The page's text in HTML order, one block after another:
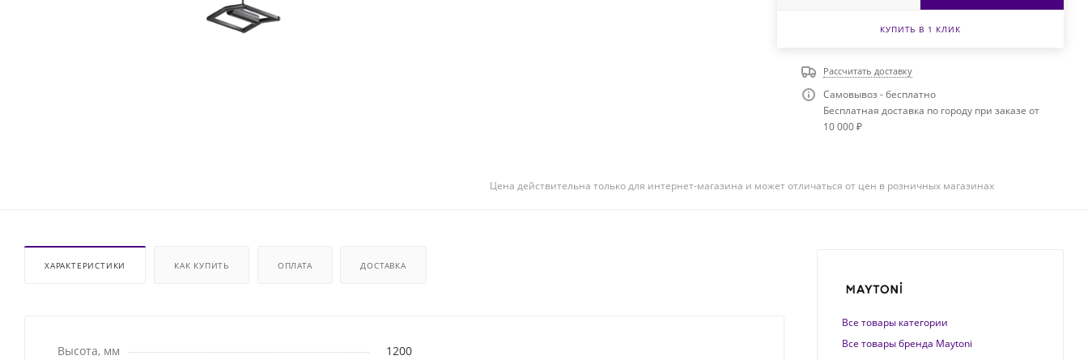
КУПИТЬ В 1 КЛИК
Рассчитать доставку
Самовывоз - бесплатно
Бесплатная доставка по городу при заказе от
10 000 ₽
Цена действительна только для интернет-магазина и может отличаться от цен в розничных магазинах
ХАРАКТЕРИСТИКИ КАК КУПИТЬ ОПЛАТА ДОСТАВКА
Высота, мм
1200
Все товары категории
Все товары бренда Maytoni